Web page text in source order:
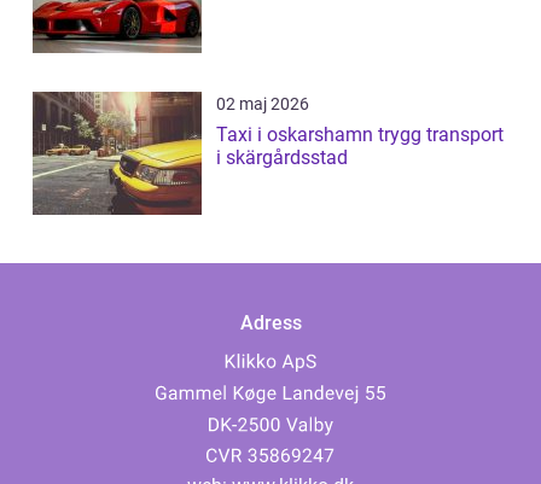
02 maj 2026
Taxi i oskarshamn trygg transport
i skärgårdsstad
Adress